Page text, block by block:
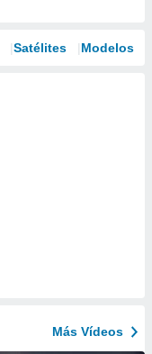
Satélites Modelos
Más Vídeos